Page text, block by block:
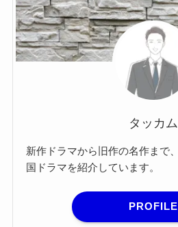
タッカム
新作ドラマから旧作の名作まで
国ドラマを紹介しています。
PROFILE